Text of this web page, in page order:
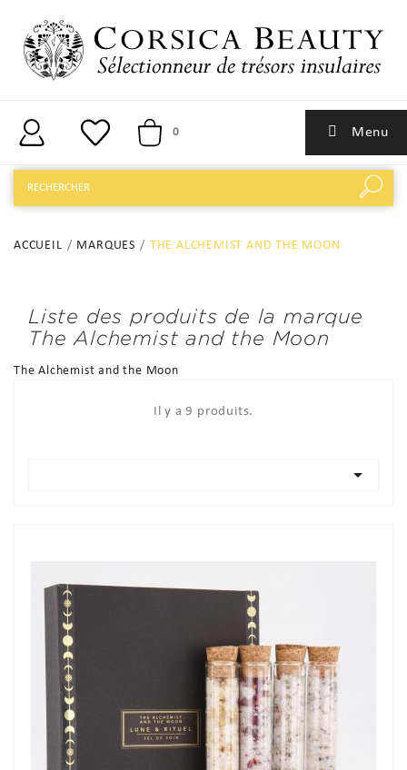
0 Menu
ACCUEIL MARQUES THE ALCHEMIST AND THE MOON
Liste des produits de la marque
The Alchemist and the Moon
The Alchemist and the Moon
Il y a 9 produits.
